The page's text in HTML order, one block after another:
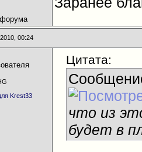
00:24
Цитата:
что из
будет в